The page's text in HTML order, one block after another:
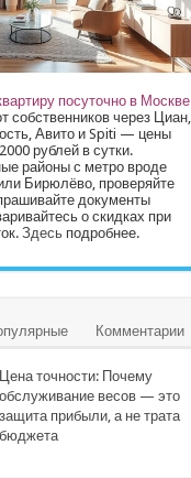
посуточно в Москве
собственников через Циан,
Авито и Spiti — цены
рублей в сутки.
районы с метро вроде
Бирюлёво, проверяйте
документы
о скидках при
Здесьподробнее.
Комментарии
Цена точности: Почему
обслуживание весов — это
защита прибыли, а не трата
бюджета